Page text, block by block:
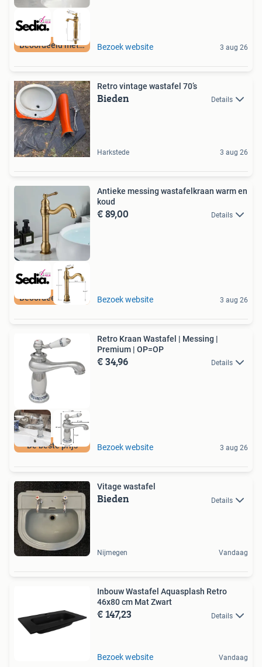
Beoordeeld met 9+ Bezoek website 3 aug 26
Retro vintage wastafel 70’s
Bieden Details
Harkstede 3 aug 26
Antieke messing wastafelkraan warm en
koud
€ 89,00 Details
Bezoek website 3 aug 26
De beste prijs
Retro Kraan Wastafel | Messing |
Premium | OP=OP
€ 34,96 Details
Bezoek website 3 aug 26
Vitage wastafel
Bieden Details
Nijmegen Vandaag
Inbouw Wastafel Aquasplash Retro
46x80 cm Mat Zwart
€ 147,23 Details
Bezoek website Vandaag